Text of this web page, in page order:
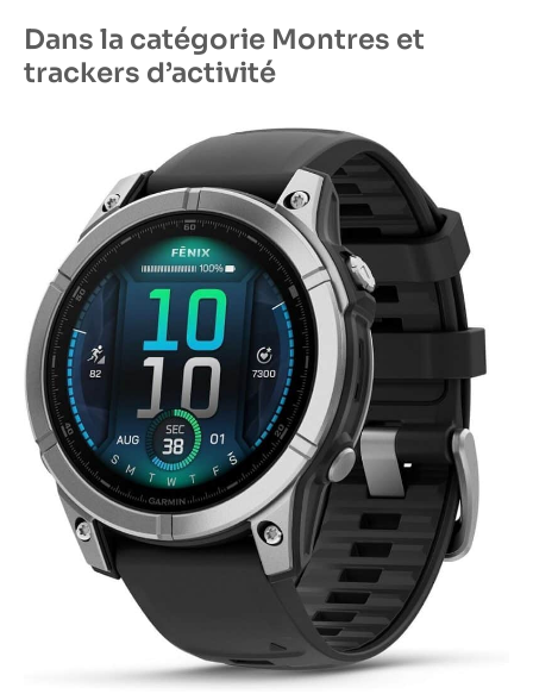
Dans la catégorie Montres et
trackers d’activité